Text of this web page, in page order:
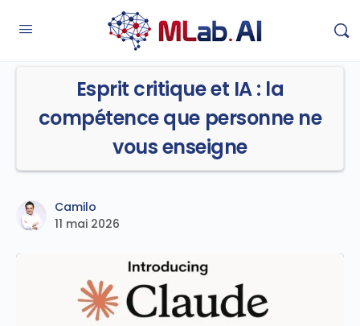
Esprit critique et IA : la
compétence que personne ne
vous enseigne
Camilo
11 mai 2026